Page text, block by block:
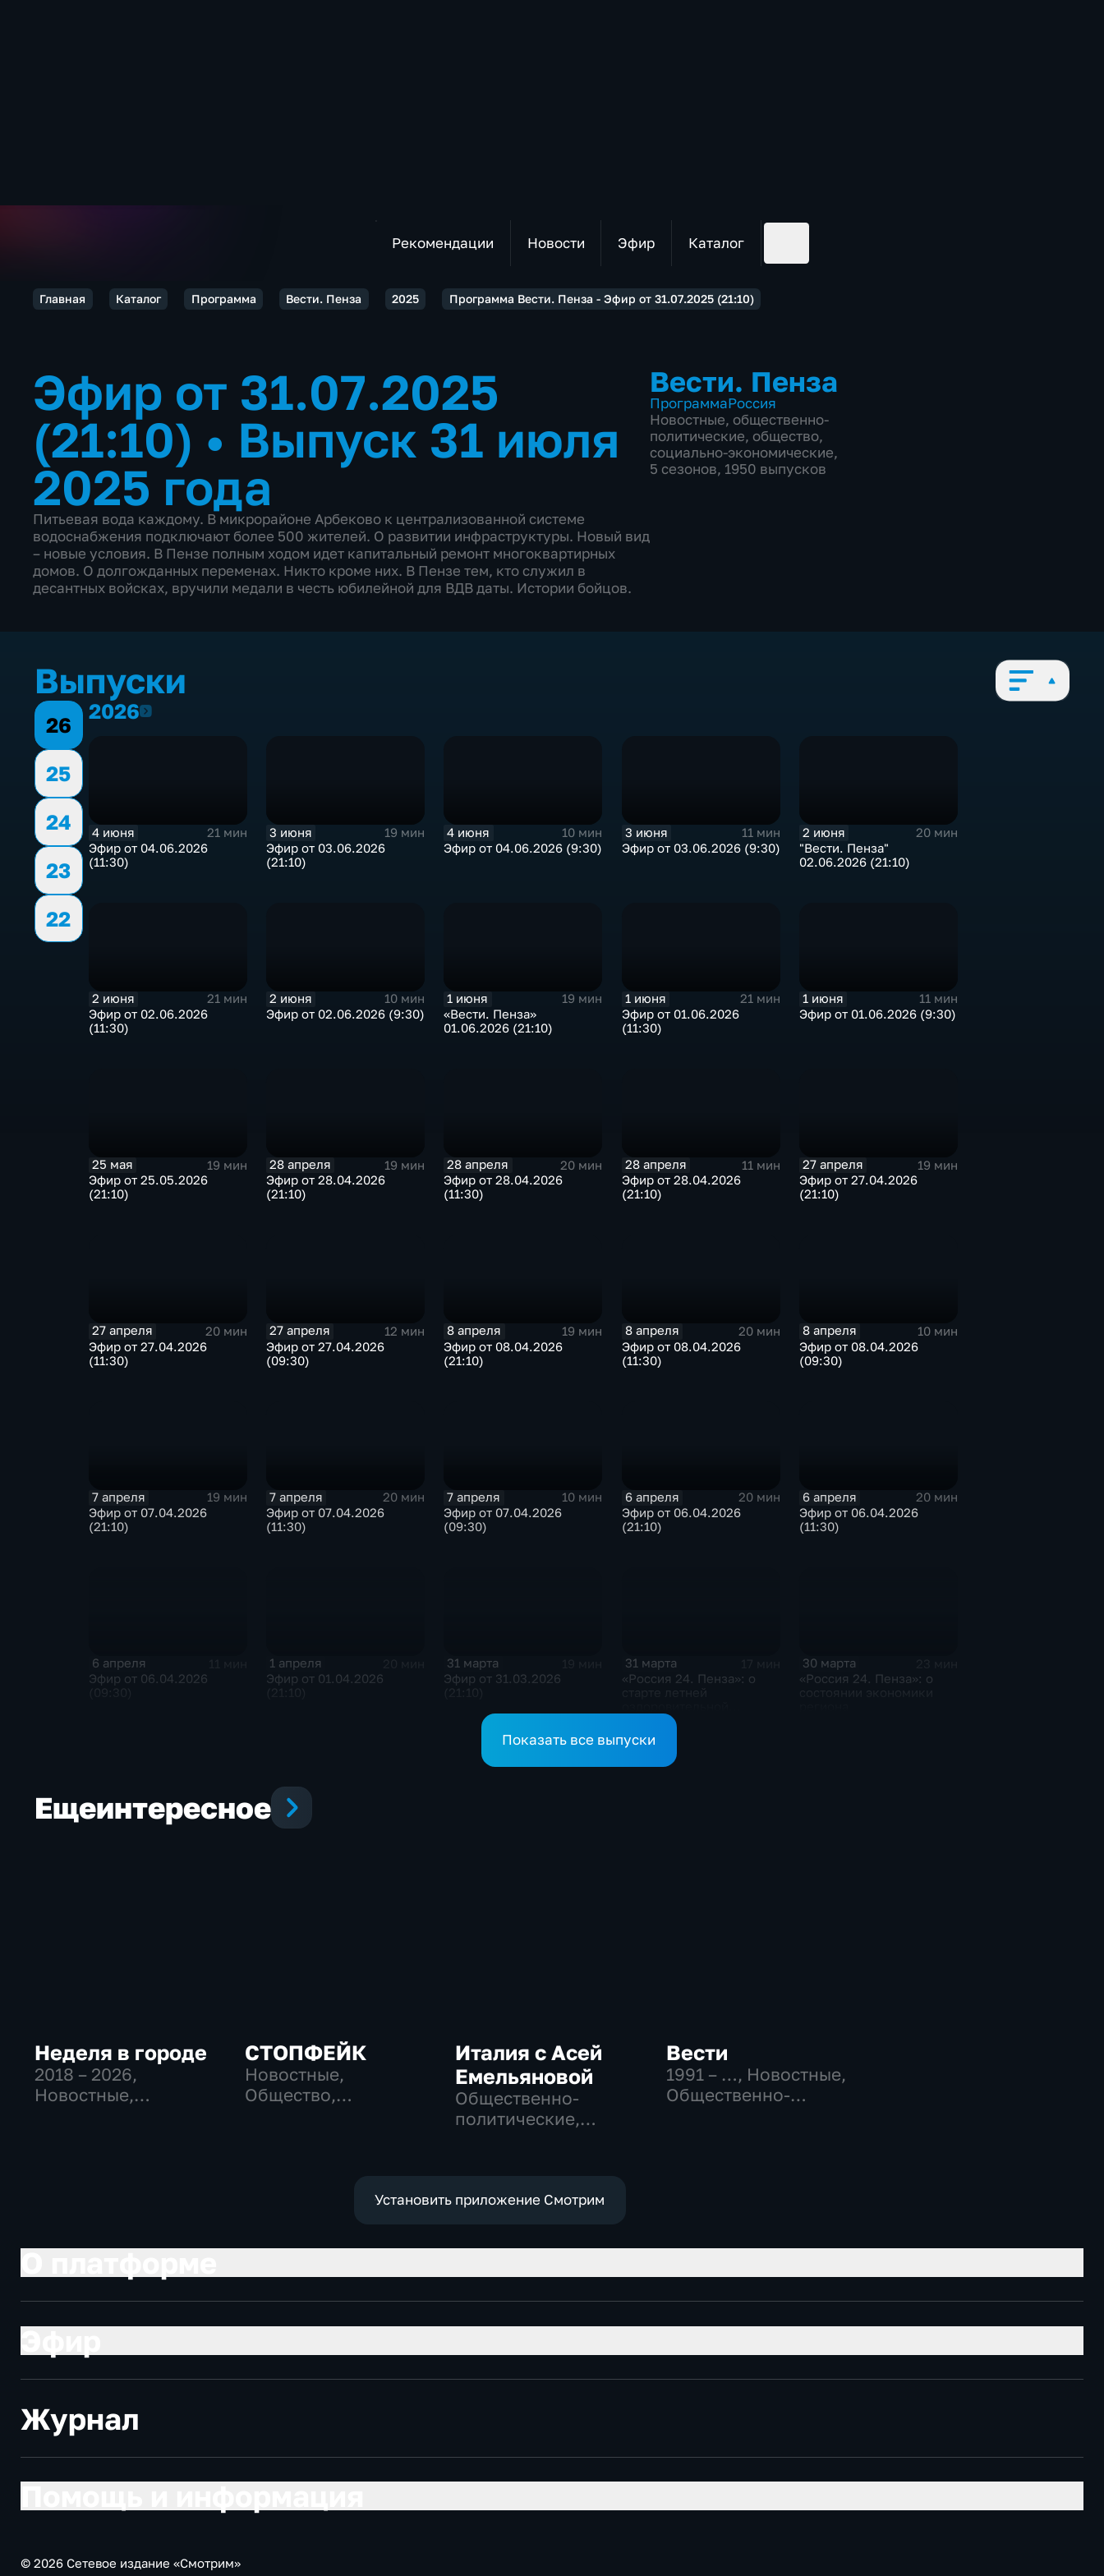
Рекомендации Новости Эфир Каталог
Главная Каталог Программа Вести. Пенза 2025 Программа Вести. Пенза - Эфир от 31.07.2025 (21:10)
Эфир от 31.07.2025
(21:10) • Выпуск 31 июля
2025 года
Питьевая вода каждому. В микрорайоне Арбеково к централизованной системе
водоснабжения подключают более 500 жителей. О развитии инфраструктуры. Новый вид
– новые условия. В Пензе полным ходом идет капитальный ремонт многоквартирных
домов. О долгожданных переменах. Никто кроме них. В Пензе тем, кто служил в
десантных войсках, вручили медали в честь юбилейной для ВДВ даты. Истории бойцов.
Вести. Пенза
ПрограммаРоссия
Новостные, общественно-
политические, общество,
социально-экономические,
5 сезонов, 1950 выпусков
Выпуски
26
25
24
23
22
20262026
4 июня
21 мин
Эфир от 04.06.2026
(11:30)
3 июня
19 мин
Эфир от 03.06.2026
(21:10)
4 июня
10 мин
Эфир от 04.06.2026 (9:30)
3 июня
11 мин
Эфир от 03.06.2026 (9:30)
2 июня
20 мин
"Вести. Пенза"
02.06.2026 (21:10)
2 июня
21 мин
Эфир от 02.06.2026
(11:30)
2 июня
10 мин
Эфир от 02.06.2026 (9:30)
1 июня
19 мин
«Вести. Пенза»
01.06.2026 (21:10)
1 июня
21 мин
Эфир от 01.06.2026
(11:30)
1 июня
11 мин
Эфир от 01.06.2026 (9:30)
25 мая
19 мин
Эфир от 25.05.2026
(21:10)
28 апреля
19 мин
Эфир от 28.04.2026
(21:10)
28 апреля
20 мин
Эфир от 28.04.2026
(11:30)
28 апреля
11 мин
Эфир от 28.04.2026
(21:10)
27 апреля
19 мин
Эфир от 27.04.2026
(21:10)
27 апреля
20 мин
Эфир от 27.04.2026
(11:30)
27 апреля
12 мин
Эфир от 27.04.2026
(09:30)
8 апреля
19 мин
Эфир от 08.04.2026
(21:10)
8 апреля
20 мин
Эфир от 08.04.2026
(11:30)
8 апреля
10 мин
Эфир от 08.04.2026
(09:30)
7 апреля
19 мин
Эфир от 07.04.2026
(21:10)
7 апреля
20 мин
Эфир от 07.04.2026
(11:30)
7 апреля
10 мин
Эфир от 07.04.2026
(09:30)
6 апреля
20 мин
Эфир от 06.04.2026
(21:10)
6 апреля
20 мин
Эфир от 06.04.2026
(11:30)
6 апреля
Эфир от 06.04.2026
1 апреля
Эфир от 01.04.2026
31 марта
Эфир от 31.03.2026
31 марта
«Россия 24. Пенза»: о
кампании
30 марта
«Россия 24. Пенза»: о
Показать все выпуски
Ещеинтересное
Неделя в городе
2018 – 2026,
Новостные,
СТОПФЕЙК
Новостные,
Общество,
Италия с Асей
Емельяновой
Общественно-
политические,
Вести
1991 – …, Новостные,
Общественно-
Установить приложение Смотрим
Журнал
© 2026 Сетевое издание «Смотрим»